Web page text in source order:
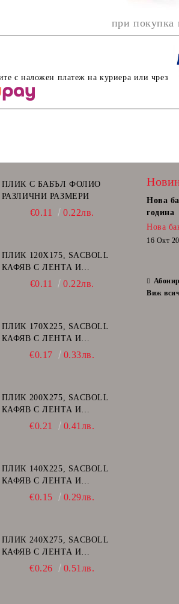
при покупка
с наложен платеж на куриера или чрез
ПЛИК С БАБЪЛ ФОЛИО
РАЗЛИЧНИ РАЗМЕРИ
€0.11 0.22лв.
ПЛИК 120Х175, SACBOLL
КАФЯВ С ЛЕНТА И
ВЪЗДУШНИ МЕХУРИ - А/11
€0.11 0.22лв.
ПЛИК 170Х225, SACBOLL
КАФЯВ С ЛЕНТА И
ВЪЗДУШНИ МЕХУРИ - C/13
€0.17 0.33лв.
ПЛИК 200Х275, SACBOLL
КАФЯВ С ЛЕНТА И
ВЪЗДУШНИ МЕХУРИ - D/14
€0.21 0.41лв.
ПЛИК 140Х225, SACBOLL
КАФЯВ С ЛЕНТА И
ВЪЗДУШНИ МЕХУРИ - В/12
€0.15 0.29лв.
ПЛИК 240Х275, SACBOLL
КАФЯВ С ЛЕНТА И
ВЪЗДУШНИ МЕХУРИ - E/15
€0.26 0.51лв.
Нова
година
Нова
16 Окт
Виж